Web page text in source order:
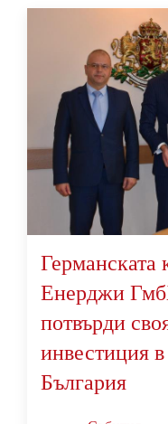
Енерджи
потвърди
инвестиция
България